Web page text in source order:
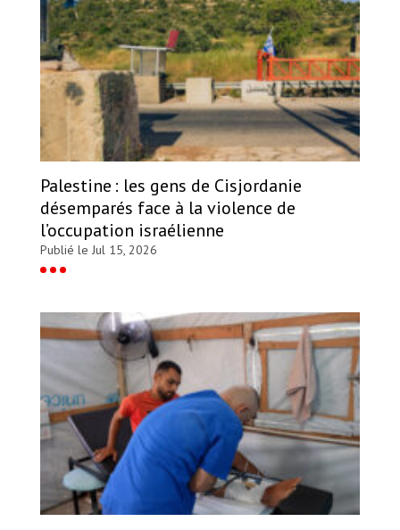
Palestine : les gens de Cisjordanie
désemparés face à la violence de
l’occupation israélienne
Publié le Jul 15, 2026